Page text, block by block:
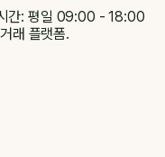
간: 평일 09:00 - 18:00
래 플랫폼.